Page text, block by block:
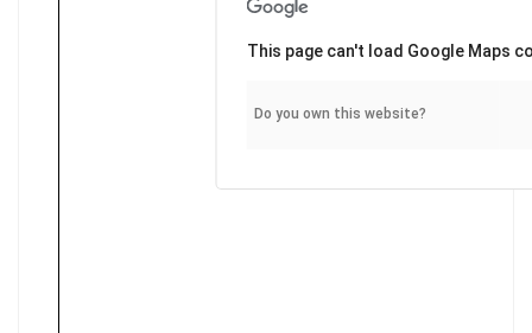
This page can't load Google Maps
Do you own this website?